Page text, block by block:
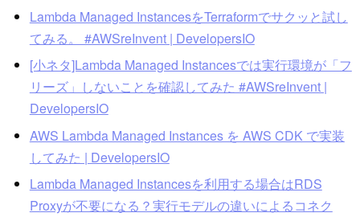
Lambda Managed InstancesをTerraformでサクッと試し
てみる。 #AWSreInvent | DevelopersIO
[小ネタ]Lambda Managed Instancesでは実行環境が「フ
リーズ」しないことを確認してみた #AWSreInvent |
DevelopersIO
AWS Lambda Managed Instances を AWS CDK で実装
してみた | DevelopersIO
Lambda Managed Instancesを利用する場合はRDS
Proxyが不要になる？実行モデルの違いによるコネク